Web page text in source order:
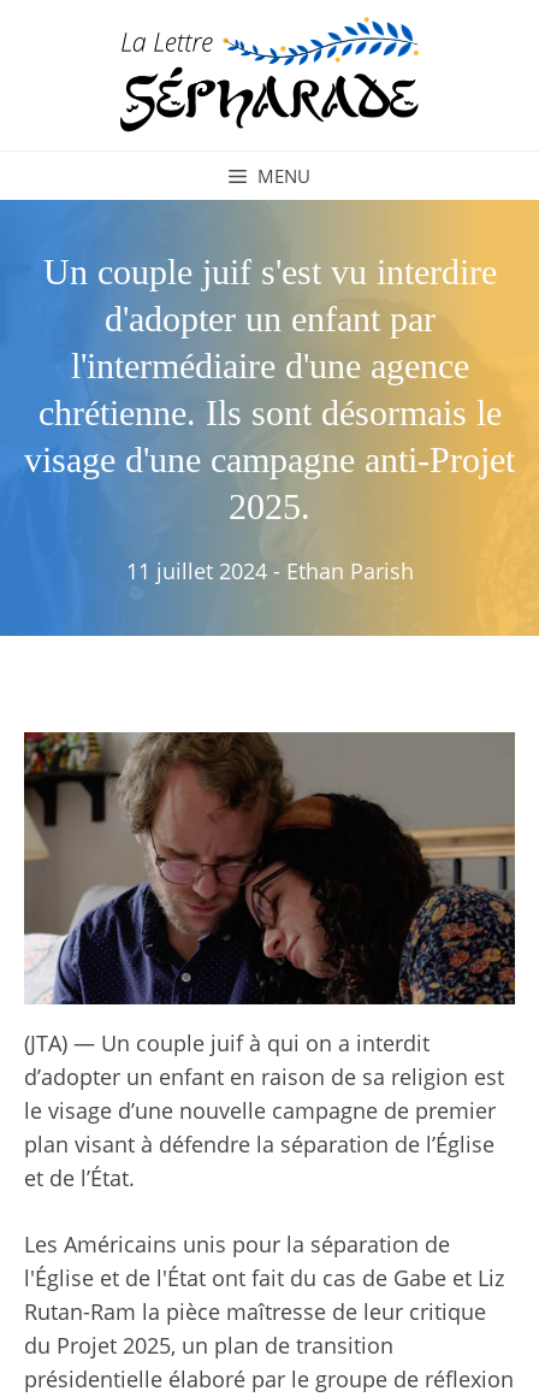
MENU
Un couple juif s'est vu interdire
d'adopter un enfant par
l'intermédiaire d'une agence
chrétienne. Ils sont désormais le
visage d'une campagne anti-Projet
2025.
11 juillet 2024 - Ethan Parish
(JTA) — Un couple juif à qui on a interdit
d’adopter un enfant en raison de sa religion est
le visage d’une nouvelle campagne de premier
plan visant à défendre la séparation de l’Église
et de l’État.
Les Américains unis pour la séparation de
l'Église et de l'État ont fait du cas de Gabe et Liz
Rutan-Ram la pièce maîtresse de leur critique
du Projet 2025, un plan de transition
présidentielle élaboré par le groupe de réflexion